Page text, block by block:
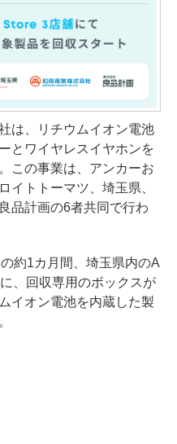
は、リチウムイオン電池
とワイヤレスイヤホンを
この事業は、アンカーお
イトトーマツ、埼玉県、
品計画の6者共同で行わ
約1カ月間、埼玉県内のA
、回収専用のボックスが
イオン電池を内蔵した製